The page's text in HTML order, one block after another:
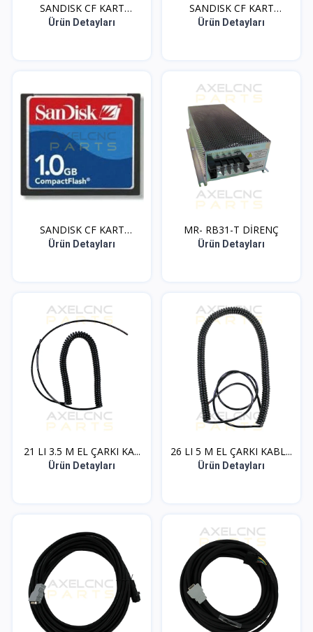
SANDISK CF KART
ADAPTOR...
Ürün Detayları
SANDISK CF KART
ADAPTOR...
Ürün Detayları
SANDISK CF KART
ADAPTOR...
Ürün Detayları
MR- RB31-T DİRENÇ
Ürün Detayları
21 LI 3.5 M EL ÇARKI KA...
Ürün Detayları
26 LI 5 M EL ÇARKI KABL...
Ürün Detayları